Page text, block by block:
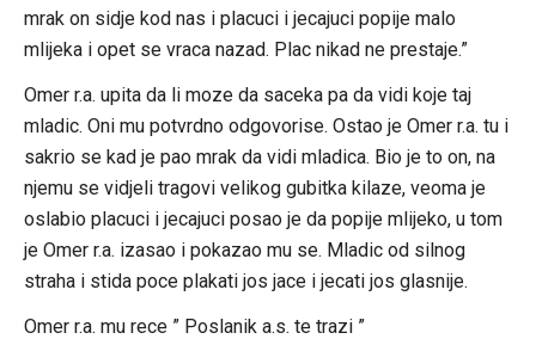
mrak on sidje kod nas i placuci i jecajuci popije malo
mlijeka i opet se vraca nazad. Plac nikad ne prestaje.”
Omer r.a. upita da li moze da saceka pa da vidi koje taj
mladic. Oni mu potvrdno odgovorise. Ostao je Omer r.a. tu i
sakrio se kad je pao mrak da vidi mladica. Bio je to on, na
njemu se vidjeli tragovi velikog gubitka kilaze, veoma je
oslabio placuci i jecajuci posao je da popije mlijeko, u tom
je Omer r.a. izasao i pokazao mu se. Mladic od silnog
straha i stida poce plakati jos jace i jecati jos glasnije.
Omer r.a. mu rece ” Poslanik a.s. te trazi ”